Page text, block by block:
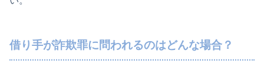
借り手が詐欺罪に問われるのはどんな場合？